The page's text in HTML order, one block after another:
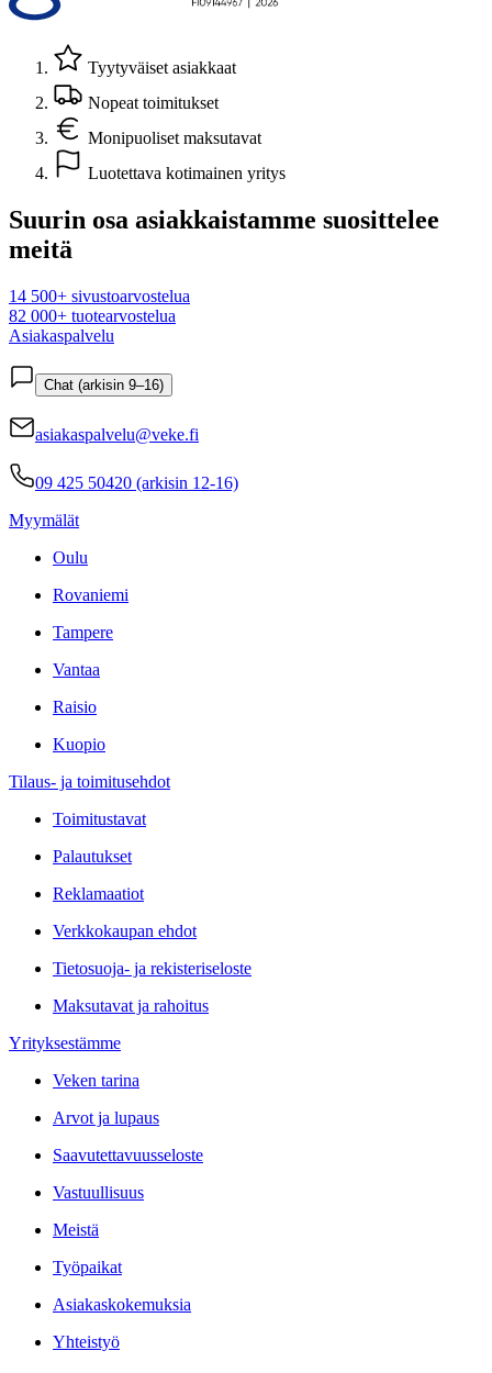
Tyytyväiset asiakkaat
Nopeat toimitukset
Monipuoliset maksutavat
Luotettava kotimainen yritys
Suurin osa asiakkaistamme suosittelee
meitä
14 500+ sivustoarvostelua
82 000+ tuotearvostelua
Asiakaspalvelu
Chat (arkisin 9–16)
asiakaspalvelu@veke.fi
09 425 50420 (arkisin 12-16)
Myymälät
Oulu
Rovaniemi
Tampere
Vantaa
Raisio
Kuopio
Tilaus- ja toimitusehdot
Toimitustavat
Palautukset
Reklamaatiot
Verkkokaupan ehdot
Tietosuoja- ja rekisteriseloste
Maksutavat ja rahoitus
Yrityksestämme
Veken tarina
Arvot ja lupaus
Saavutettavuusseloste
Vastuullisuus
Meistä
Työpaikat
Asiakaskokemuksia
Yhteistyö